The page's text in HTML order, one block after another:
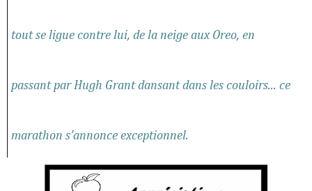
tout se ligue contre lui, de la neige aux Oreo, en
passant par Hugh Grant dansant dans les couloirs... ce
marathon s'annonce exceptionnel.